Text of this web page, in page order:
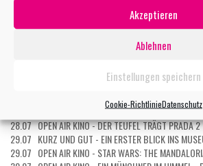
Akzeptieren
Ablehnen
Einstellungen speichern
Cookie-RichtlinieDatenschutz
TERMIN MAILEN
WEITERE VERANSTALTUNGEN
27.07 OPEN AIR KINO - EXTRAWURST
27.07 OPEN AIR KINO: KOMBI-TICKET 5 FILME
27.07 OPEN AIR KINO: KOMBI-TICKET 3 FILME
28.07 OPEN AIR KINO - DER TEUFEL TRÄGT PRADA 2
29.07 KURZ UND GUT - EIN ERSTER BLICK INS
29.07 OPEN AIR KINO - STAR WARS: THE